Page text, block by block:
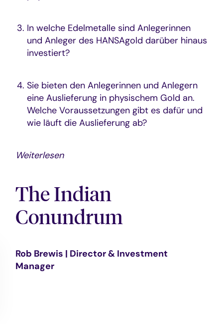
In welche Edelmetalle sind Anlegerinnen
und Anleger des HANSAgold darüber hinaus
investiert?
Sie bieten den Anlegerinnen und Anlegern
eine Auslieferung in physischem Gold an.
Welche Voraussetzungen gibt es dafür und
wie läuft die Auslieferung ab?
Weiterlesen
The Indian
Conundrum
Rob Brewis | Director & Investment
Manager